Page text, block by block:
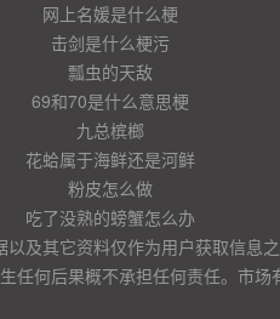
网上名媛是什么梗
击剑是什么梗污
瓢虫的天敌
69和70是什么意思梗
九总槟榔
花蛤属于海鲜还是河鲜
粉皮怎么做
吃了没熟的螃蟹怎么办
及其它资料仅作为用户获取信息
任何后果概不承担任何责任。市场